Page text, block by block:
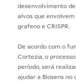
desenvolvimento
alvos que envolvem
grafeno e CRISPR.
De acordo com o
Cortezia, o
período, será
ajudar a Biosens